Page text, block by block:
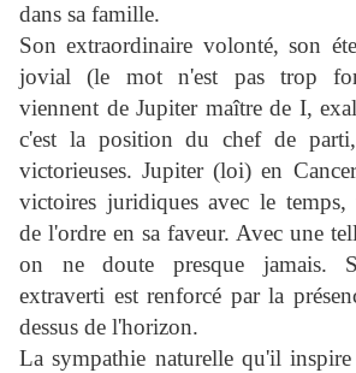
dans sa famille.
Son extraordinaire volonté, son
jovial (le mot n'est pas trop
viennent de Jupiter maître de I,
c'est la position du chef de parti,
victorieuses. Jupiter (loi) en
victoires juridiques avec le temps,
de l'ordre en sa faveur. Avec une
on ne doute presque jamais.
extraverti est renforcé par la
dessus de l'horizon.
La sympathie naturelle qu'il